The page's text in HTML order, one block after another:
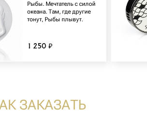
1 250 ₽
Рыбы. Мечтатель с силой
океана. Там, где другие
тонут, Рыбы плывут.